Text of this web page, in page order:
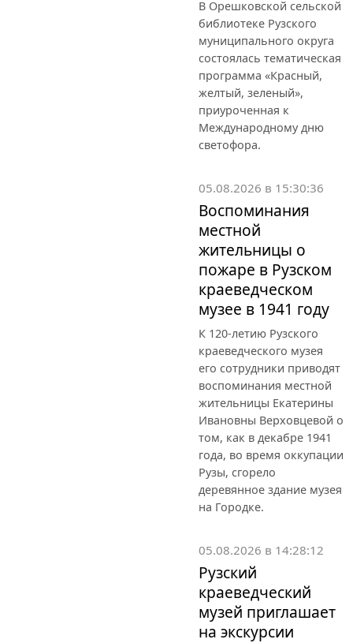
В Орешковской сельской
библиотеке Рузского
муниципального округа
состоялась тематическая
программа «Красный,
желтый, зеленый»,
приуроченная к
Международному дню
светофора.
05.08.2026 в 15:30:36
Воспоминания
местной
жительницы о
пожаре в Рузском
краеведческом
музее в 1941 году
К 120-летию Рузского
краеведческого музея
его сотрудники приводят
воспоминания местной
жительницы Екатерины
Ивановны Верховцевой о
том, как в декабре 1941
года, во время оккупации
Рузы, сгорело
деревянное здание музея
на Городке.
05.08.2026 в 14:28:12
Рузский
краеведческий
музей приглашает
на экскурсии